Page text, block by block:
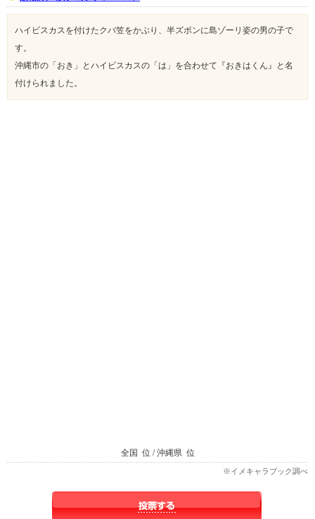
ハイビスカスを付けたクバ笠をかぶり、半ズボンに島ゾーリ姿の男の子で
す。
沖縄市の「おき」とハイビスカスの「は」を合わせて『おきはくん』と名
付けられました。
全国 位 / 沖縄県 位
※イメキャラブック調べ